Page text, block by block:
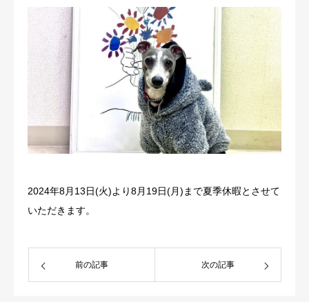
2024年8月13日(火)より8月19日(月)まで夏季休暇とさせて
いただきます。
前の記事 次の記事
セラピードッグ
交通アクセス
お問い合わせ